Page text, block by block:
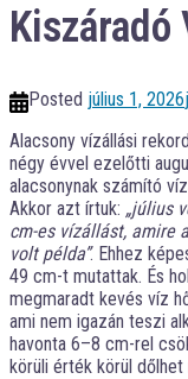
Posted július 1, 2026
Alacsony vízállási
négy évvel ezelőtti
alacsonynak számító
Akkor azt írtuk: „július
cm-es vízállást, amire
volt példa”. Ehhez
49 cm-t mutattak. És
megmaradt kevés víz
ami nem igazán teszi
havonta 6–8 cm-rel
körüli érték körül